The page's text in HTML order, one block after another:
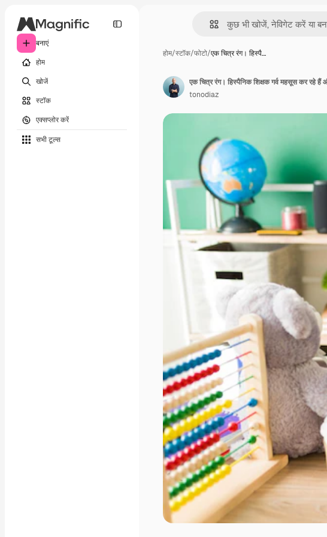
बनाएं
होम
खोजें
स्टॉक
एक्सप्लोर करें
सभी टूल्‍स
होम/स्टॉक/फोटो/एक चित्र रंग। हिस्पै…
tonodiaz